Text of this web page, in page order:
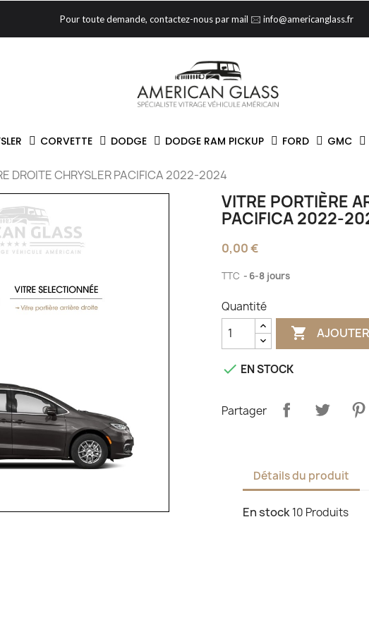
Pour toute demande, contactez-nous par mail 🖂 info@americanglass.fr
CORVETTE DODGE DODGE RAM PICKUP FORD GMC
DROITE CHRYSLER PACIFICA 2022-2024
VITRE PORTIÈRE
PACIFICA 2022-
0,00 €
TTC 6-8 jours
Quantité

 EN STOCK
Partager
Détails du produit
En stock10 Produits